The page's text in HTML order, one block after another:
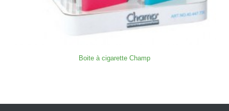
Boite à cigarette Champ